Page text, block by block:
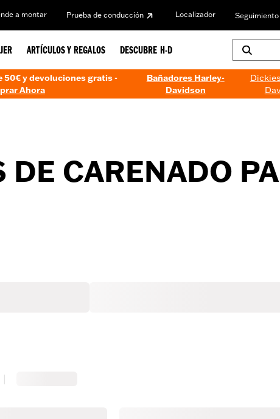
a montar Prueba de conducción Localizador
ARTÍCULOS Y REGALOS DESCUBRE H-D
50€ y devoluciones gratis -
Ahora
Bañadores Harley-
Davidson
CARENADO